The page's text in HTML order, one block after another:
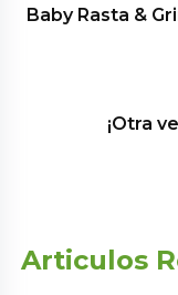
Baby Rasta &
¡Otra
Articulos